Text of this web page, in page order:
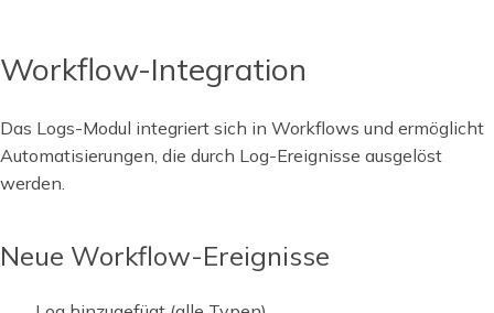
Workflow-Integration
Das Logs-Modul integriert sich in Workflows und ermöglicht
Automatisierungen, die durch Log-Ereignisse ausgelöst
werden.
Neue Workflow-Ereignisse